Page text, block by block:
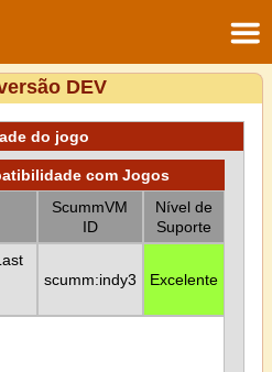
DEV
do jogo
com Jogos
ScummVM
ID
Nível de
Suporte
scumm:indy3 Excelente